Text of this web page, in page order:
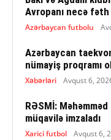
Avropanı necə
Azərbaycan futbolu
Azərbaycan
nümayiş proqramı
Xəbərləri Avqust 6,
RƏSMİ:
müqavilə imzaladı
Xarici futbol Avqust 6,